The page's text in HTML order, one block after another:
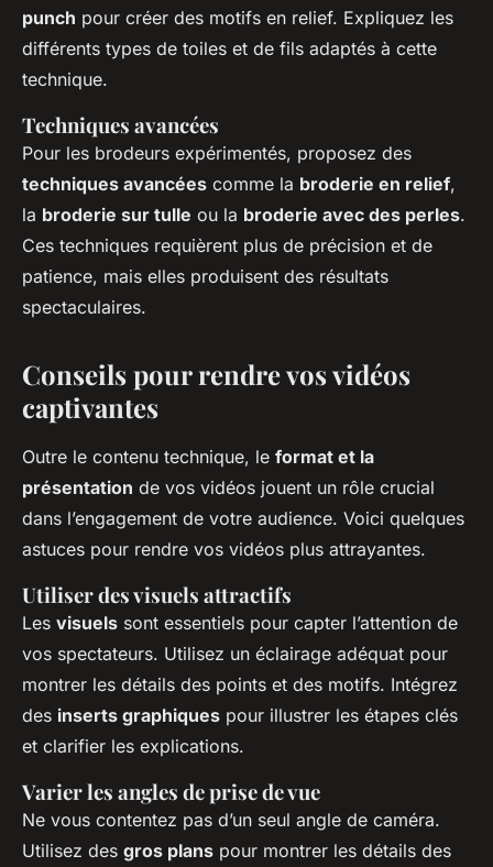
punch pour créer des motifs en relief. Expliquez les
différents types de toiles et de fils adaptés à cette
technique.
Techniques avancées
Pour les brodeurs expérimentés, proposez des
techniques avancées comme la broderie en relief,
la broderie sur tulle ou la broderie avec des perles.
Ces techniques requièrent plus de précision et de
patience, mais elles produisent des résultats
spectaculaires.
Conseils pour rendre vos vidéos
captivantes
Outre le contenu technique, le format et la
présentation de vos vidéos jouent un rôle crucial
dans l’engagement de votre audience. Voici quelques
astuces pour rendre vos vidéos plus attrayantes.
Utiliser des visuels attractifs
Les visuels sont essentiels pour capter l’attention de
vos spectateurs. Utilisez un éclairage adéquat pour
montrer les détails des points et des motifs. Intégrez
des inserts graphiques pour illustrer les étapes clés
et clarifier les explications.
Varier les angles de prise de vue
Ne vous contentez pas d’un seul angle de caméra.
Utilisez des gros plans pour montrer les détails des